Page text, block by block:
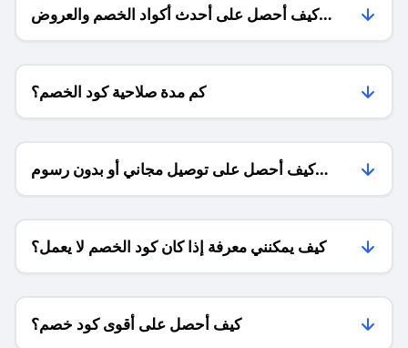
كيف أحصل على أحدث أكواد الخصم والعروض
للمتاجر؟
كم مدة صلاحية كود الخصم؟
كيف أحصل على توصيل مجاني أو بدون رسوم
الشحن ؟
كيف يمكنني معرفة إذا كان كود الخصم لا يعمل؟
كيف أحصل على أقوى كود خصم؟